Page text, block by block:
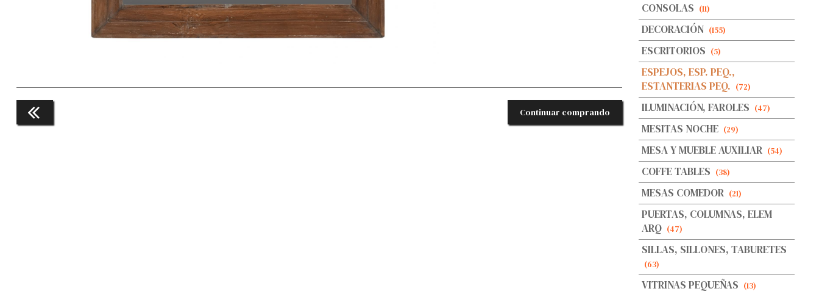
CONSOLAS (11)
DECORACIÓN (155)
ESCRITORIOS (5)
ESPEJOS, ESP. PEQ.,
ESTANTERIAS PEQ. (72)
ILUMINACIÓN, FAROLES (47)
MESITAS NOCHE (29)
MESA Y MUEBLE AUXILIAR (54)
COFFE TABLES (38)
MESAS COMEDOR (21)
PUERTAS, COLUMNAS, ELEM
ARQ (47)
SILLAS, SILLONES, TABURETES
(63)
VITRINAS PEQUEÑAS (13)
Continuar comprando